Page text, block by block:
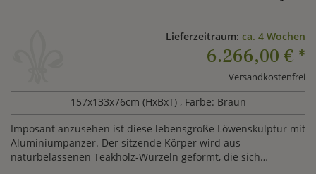
Lieferzeitraum: ca. 4 Wochen
6.266,00 € *
Versandkostenfrei
157x133x76cm (HxBxT) , Farbe: Braun
Imposant anzusehen ist diese lebensgroße Löwenskulptur mit
Aluminiumpanzer. Der sitzende Körper wird aus
naturbelassenen Teakholz-Wurzeln geformt, die sich